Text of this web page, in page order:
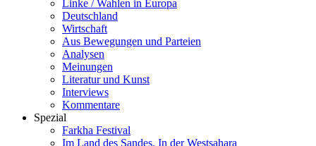
Linke / Wahlen in Europa
Deutschland
Wirtschaft
Aus Bewegungen und Parteien
Analysen
Meinungen
Literatur und Kunst
Interviews
Kommentare
Spezial
Farkha Festival
Im Land des Sandes. In der Westsahara